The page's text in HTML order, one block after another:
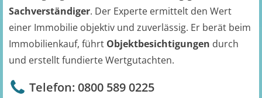
Sachverständiger. Der Experte ermittelt den Wert
einer Immobilie objektiv und zuverlässig. Er berät beim
Immobilienkauf, führt Objektbesichtigungen durch
und erstellt fundierte Wertgutachten.
Telefon: 0800 589 0225